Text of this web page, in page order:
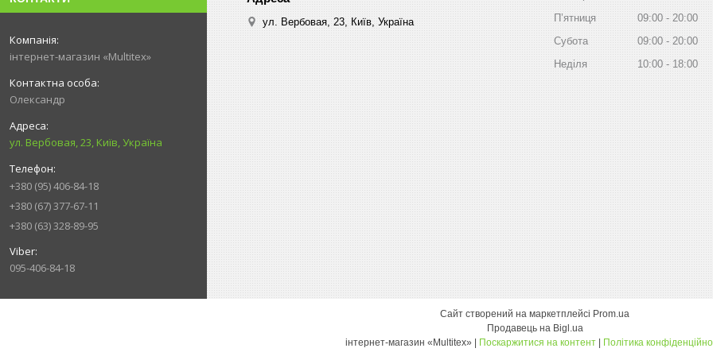
інтернет-магазин «Multitex»
Олександр
ул. Вербовая, 23, Київ, Україна
+380 (95) 406-84-18
+380 (67) 377-67-11
+380 (63) 328-89-95
095-406-84-18
ул. Вербовая, 23, Київ, Україна
Пʼятниця
09:00
20:00
Субота
09:00
20:00
Неділя
10:00 18:00
Сайт створений на маркетплейсі Prom.ua
Продавець на Bigl.ua
Поскаржитися на контент Політика